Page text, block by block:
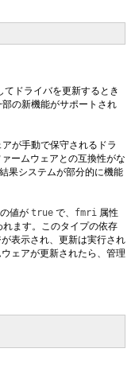
てドライバを更新するとき
の新機能がサポートされ
が手動で保守されるドラ
ームウェアとの互換性がな
果システムが部分的に機能
値が true で、 fmri 属性
ます。このタイプの依存
表示され、更新は実行され
ェアが更新されたら、管理